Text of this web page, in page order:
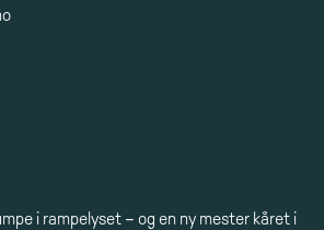
i rampelyset – og en ny mester kåret i